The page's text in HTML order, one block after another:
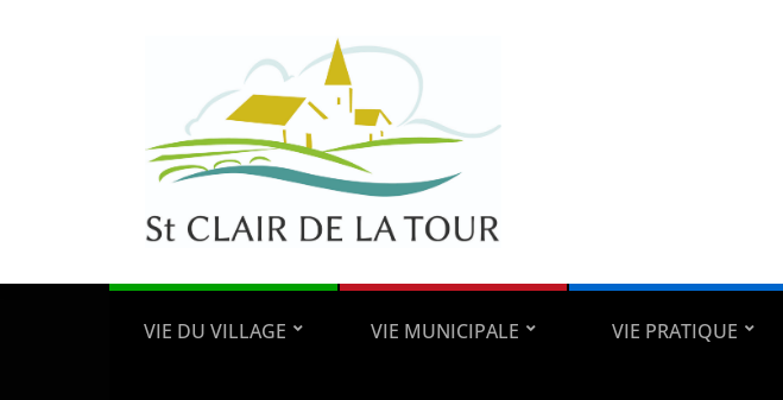
VIE DU VILLAGE VIE MUNICIPALE VIE PRATIQUE